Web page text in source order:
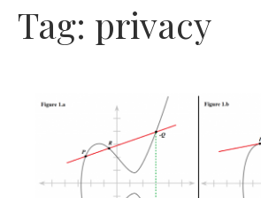
Tag: privacy